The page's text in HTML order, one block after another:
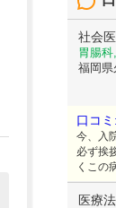
社会
胃腸
福岡県
口コ
今、入
必ず挨
くこの
医療